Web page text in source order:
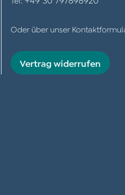
Oder über unser
Vertrag widerrufen